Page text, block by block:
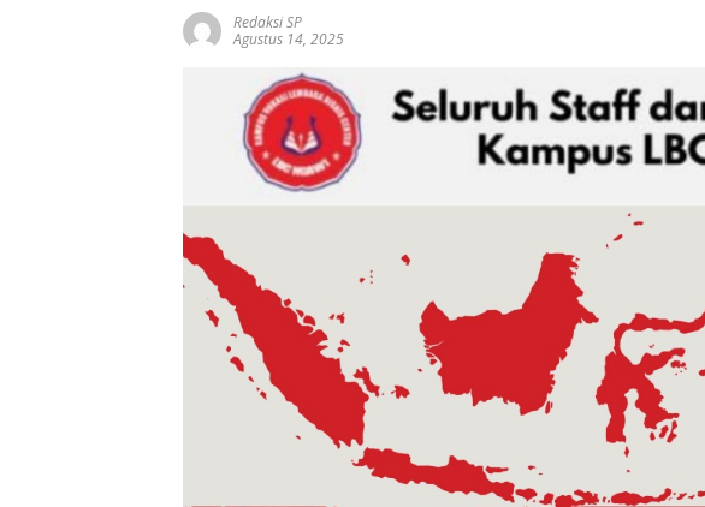
Redaksi SP
Agustus 14, 2025